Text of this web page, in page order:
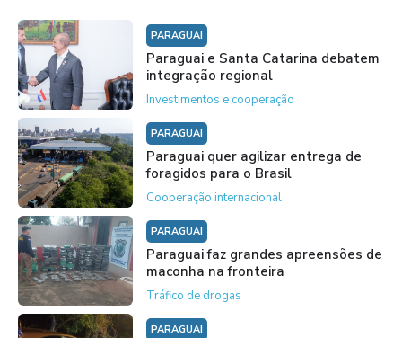
PARAGUAI
Paraguai e Santa Catarina debatem
integração regional
Investimentos e cooperação
PARAGUAI
Paraguai quer agilizar entrega de
foragidos para o Brasil
Cooperação internacional
PARAGUAI
Paraguai faz grandes apreensões de
maconha na fronteira
Tráfico de drogas
PARAGUAI